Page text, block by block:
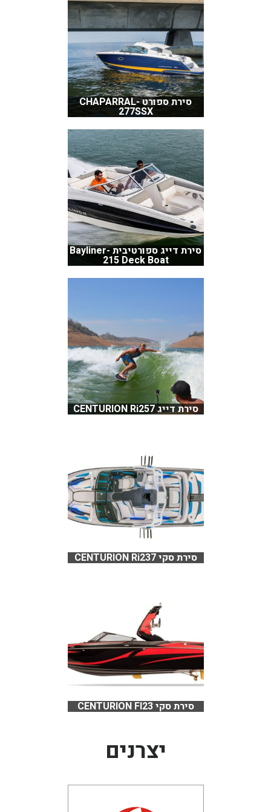
סירת ספורט CHAPARRAL-
277SSX
סירת דייג ספורטיבית Bayliner-
215 Deck Boat
סירת דייג CENTURION Ri257
סירת סקי CENTURION Ri237
סירת סקי CENTURION FI23
יצרנים